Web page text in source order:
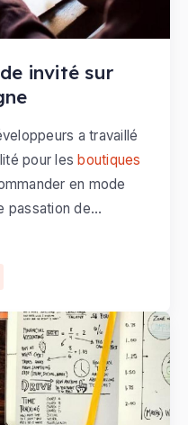
invité sur
a travaillé
pour lesboutiques
en mode
passation de
pour réaliser son